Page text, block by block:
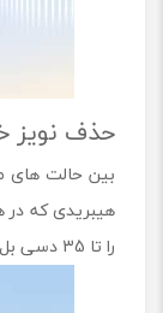
حذف نویز
هیبریدی که
را تا 35 دسی بل کاهش دهید.